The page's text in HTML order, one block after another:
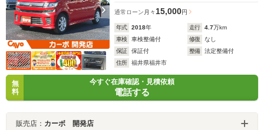
通常ローン 月々 15,000円
年式 2018年 走行 4.7万km
車検
車検整備付 修復
なし
保証
保証付 整備
法定整備付
住所
福井県福井市
無
料
今すぐ在庫確認・見積依頼
電話する
販売店： カーボ 開発店